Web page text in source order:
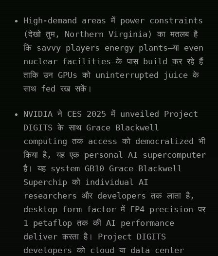
High-demand areas में power constraints
(देखो तुम, Northern Virginia) का मतलब है
कि savvy players energy plants—या even
nuclear facilities—के पास build कर रहे हैं
ताकि उन GPUs को uninterrupted juice के
साथ fed रख सकें।
NVIDIA ने CES 2025 में unveiled Project
DIGITS के साथ Grace Blackwell
computing तक access को democratized भी
किया है, यह एक personal AI supercomputer
है। यह system GB10 Grace Blackwell
Superchip को individual AI
researchers और developers तक लाता है,
desktop form factor में FP4 precision पर
1 petaflop तक की AI performance
deliver करता है। Project DIGITS
developers को cloud या data center